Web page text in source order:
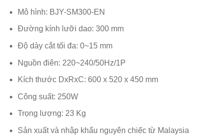
Mô hình: BJY-SM300-EN
Đường kính lưỡi dao: 300 mm
Độ dày cắt tối đa: 0~15 mm
Nguồn điên: 220~240/50Hz/1P
Kích thước DxRxC: 600 x 520 x 450 mm
Công suất: 250W
Trọng lượng: 23 Kg
Sản xuất và nhập khẩu nguyên chiếc từ Malaysia